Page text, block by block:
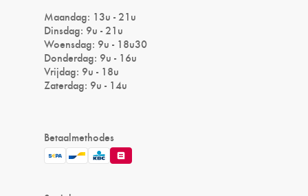
Maandag: 13u - 21u
Dinsdag: 9u - 21u
Woensdag: 9u - 18u30
Donderdag: 9u - 16u
Vrijdag: 9u - 18u
Zaterdag: 9u - 14u
Betaalmethodes